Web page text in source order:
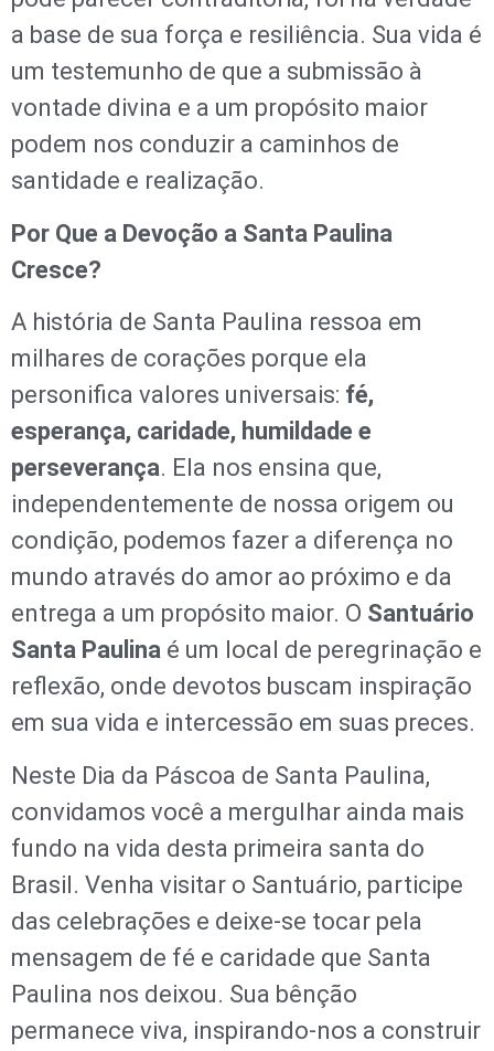
a base de sua força e resiliência. Sua vida é
um testemunho de que a submissão à
vontade divina e a um propósito maior
podem nos conduzir a caminhos de
santidade e realização.
Por Que a Devoção a Santa Paulina
Cresce?
A história de Santa Paulina ressoa em
milhares de corações porque ela
personifica valores universais: fé,
esperança, caridade, humildade e
perseverança. Ela nos ensina que,
independentemente de nossa origem ou
condição, podemos fazer a diferença no
mundo através do amor ao próximo e da
entrega a um propósito maior. O Santuário
Santa Paulina é um local de peregrinação e
reflexão, onde devotos buscam inspiração
em sua vida e intercessão em suas preces.
Neste Dia da Páscoa de Santa Paulina,
convidamos você a mergulhar ainda mais
fundo na vida desta primeira santa do
Brasil. Venha visitar o Santuário, participe
das celebrações e deixe-se tocar pela
mensagem de fé e caridade que Santa
Paulina nos deixou. Sua bênção
permanece viva, inspirando-nos a construir